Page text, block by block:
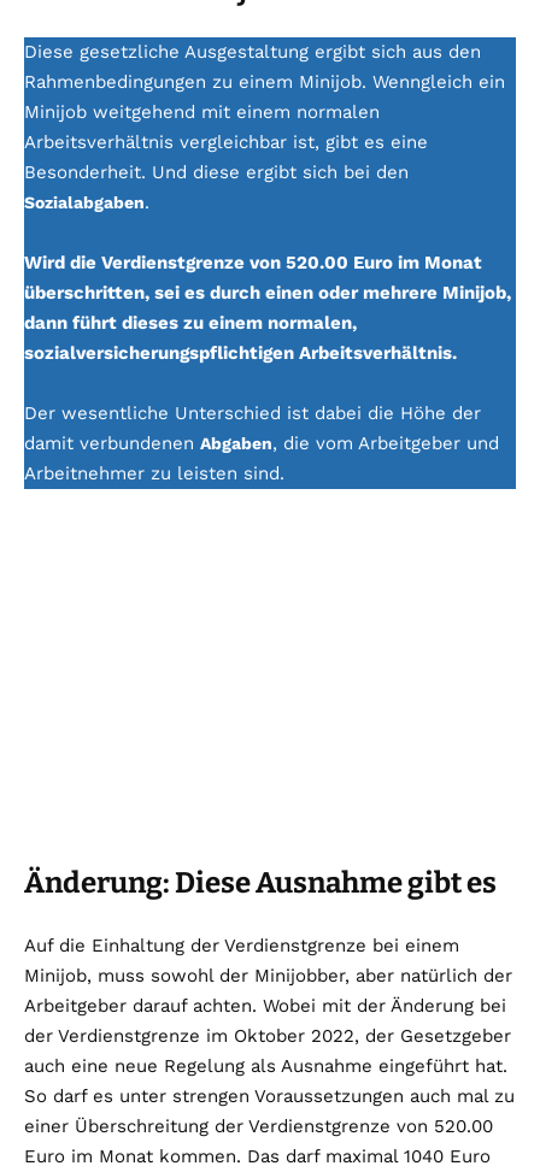
Diese gesetzliche Ausgestaltung ergibt sich aus den
Rahmenbedingungen zu einem Minijob. Wenngleich ein
Minijob weitgehend mit einem normalen
Arbeitsverhältnis vergleichbar ist, gibt es eine
Besonderheit. Und diese ergibt sich bei den
Sozialabgaben.
Wird die Verdienstgrenze von 520.00 Euro im Monat
überschritten, sei es durch einen oder mehrere Minijob,
dann führt dieses zu einem normalen,
sozialversicherungspflichtigen Arbeitsverhältnis.
Der wesentliche Unterschied ist dabei die Höhe der
damit verbundenen Abgaben, die vom Arbeitgeber und
Arbeitnehmer zu leisten sind.
Änderung: Diese Ausnahme gibt es
Auf die Einhaltung der Verdienstgrenze bei einem
Minijob, muss sowohl der Minijobber, aber natürlich der
Arbeitgeber darauf achten. Wobei mit der Änderung bei
der Verdienstgrenze im Oktober 2022, der Gesetzgeber
auch eine neue Regelung als Ausnahme eingeführt hat.
So darf es unter strengen Voraussetzungen auch mal zu
einer Überschreitung der Verdienstgrenze von 520.00
Euro im Monat kommen. Das darf maximal 1040 Euro